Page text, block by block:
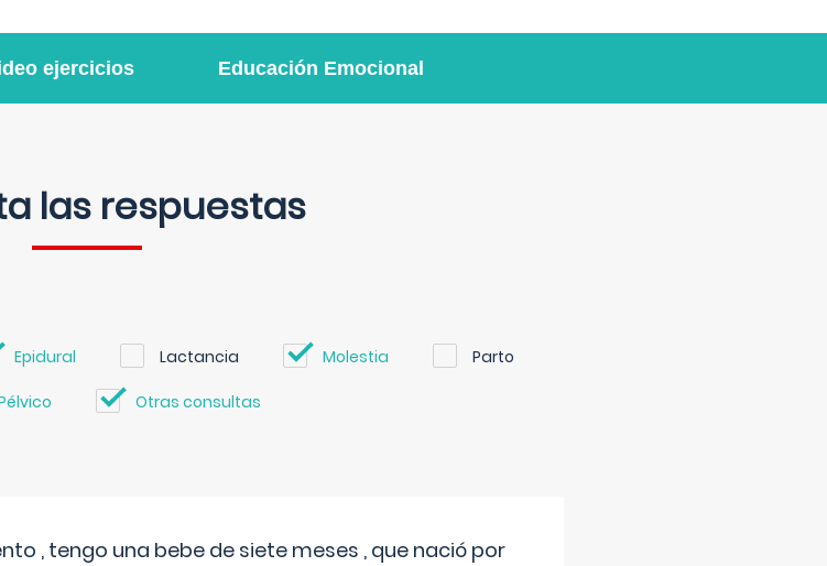
ejercicios Educación Emocional
las respuestas
Epidural Lactancia Molestia Parto
Otras consultas
, tengo una bebe de siete meses , que nació por